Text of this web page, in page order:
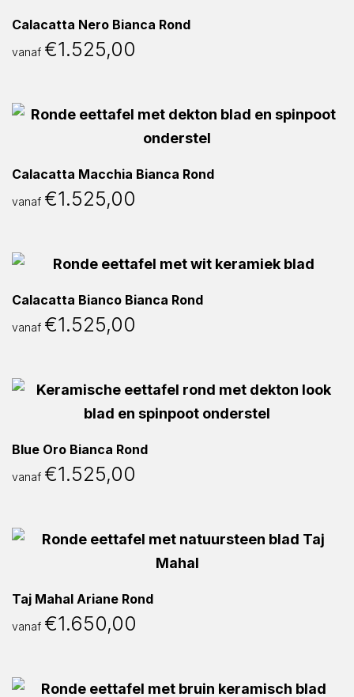
Calacatta Nero Bianca Rond
vanaf €1.525,00
Calacatta Macchia Bianca Rond
vanaf €1.525,00
Calacatta Bianco Bianca Rond
vanaf €1.525,00
Blue Oro Bianca Rond
vanaf €1.525,00
Taj Mahal Ariane Rond
vanaf €1.650,00